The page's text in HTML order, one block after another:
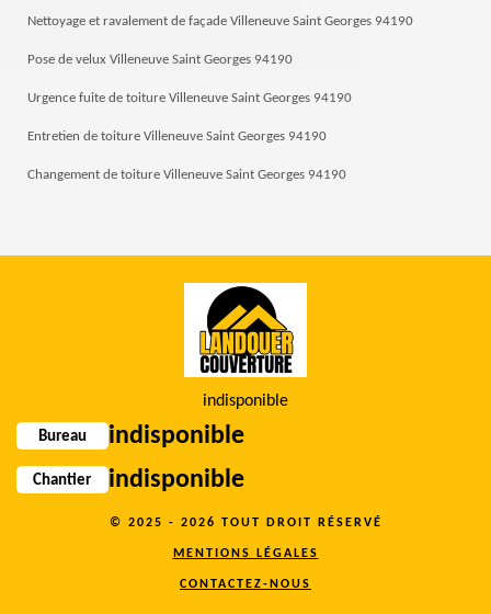
Nettoyage et ravalement de façade Villeneuve Saint Georges 94190
Pose de velux Villeneuve Saint Georges 94190
Urgence fuite de toiture Villeneuve Saint Georges 94190
Entretien de toiture Villeneuve Saint Georges 94190
Changement de toiture Villeneuve Saint Georges 94190
indisponible
Bureau indisponible
Chantier indisponible
© 2025 - 2026 TOUT DROIT RÉSERVÉ
MENTIONS LÉGALES
CONTACTEZ-NOUS